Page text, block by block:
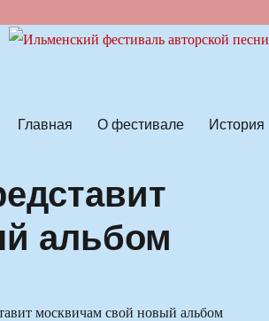
Главная О фестивале История
альбом